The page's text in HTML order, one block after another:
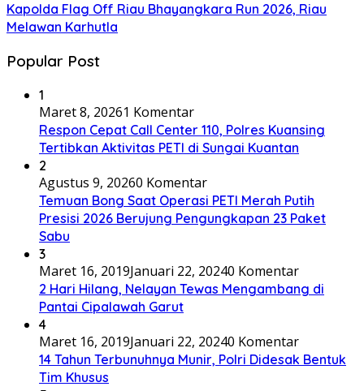
Kapolda Flag Off Riau Bhayangkara Run 2026, Riau
Melawan Karhutla
Popular Post
1
Maret 8, 20261 Komentar
Respon Cepat Call Center 110, Polres Kuansing
Tertibkan Aktivitas PETI di Sungai Kuantan
2
Agustus 9, 20260 Komentar
Temuan Bong Saat Operasi PETI Merah Putih
Presisi 2026 Berujung Pengungkapan 23 Paket
Sabu
3
Maret 16, 2019Januari 22, 20240 Komentar
2 Hari Hilang, Nelayan Tewas Mengambang di
Pantai Cipalawah Garut
4
Maret 16, 2019Januari 22, 20240 Komentar
14 Tahun Terbunuhnya Munir, Polri Didesak Bentuk
Tim Khusus